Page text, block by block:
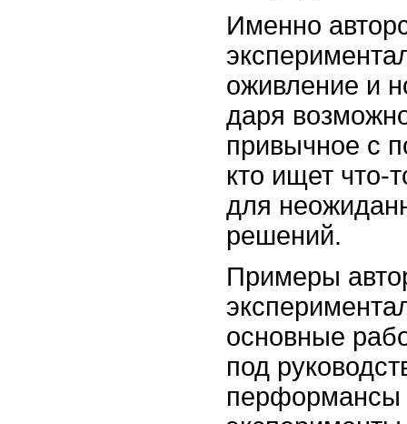
Именно
оживление и
даря
привычное с
кто ищет что-
для
решений.
Примеры
основные
под
перформансы